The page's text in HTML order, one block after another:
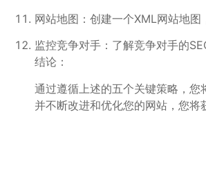
网站地图：创建一个XML网站地图
监控竞争对手：了解竞争对手的
结论：
通过遵循上述的五个关键策略，您
并不断改进和优化您的网站，您将